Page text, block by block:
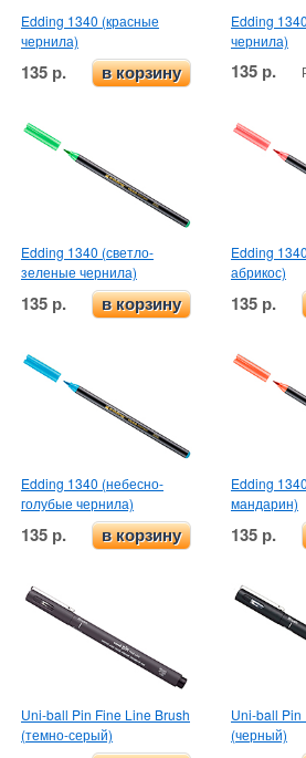
Edding 1340 (красные
чернила)
135 р. в корзину
Edding
чернила)
135 р.
Edding 1340 (светло-
зеленые чернила)
135 р. в корзину
Edding
абрикос)
135 р.
Edding 1340 (небесно-
голубые чернила)
135 р. в корзину
Edding
мандарин)
135 р.
Uni-ball Pin Fine Line Brush
(темно-серый)
Uni-ball Pin
(черный)